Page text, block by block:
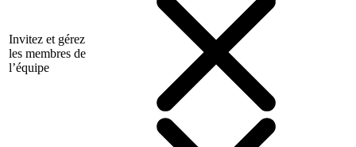
Invitez et gérez
les membres de
l’équipe